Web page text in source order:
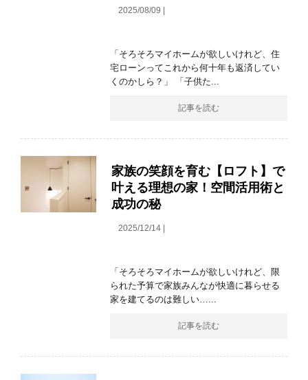
2025/08/09 |
「そろそろマイホームが欲しいけれど、住
宅ローンってこれから何十年も返済してい
くのかしら？」 「子供た...
記事を読む
家族の笑顔を育む【ロフト】で
叶える理想の家！空間活用術と
成功の秘
2025/12/14 |
「そろそろマイホームが欲しいけれど、限
られた予算で家族みんなが快適に暮らせる
家を建てるのは難しい…...
記事を読む